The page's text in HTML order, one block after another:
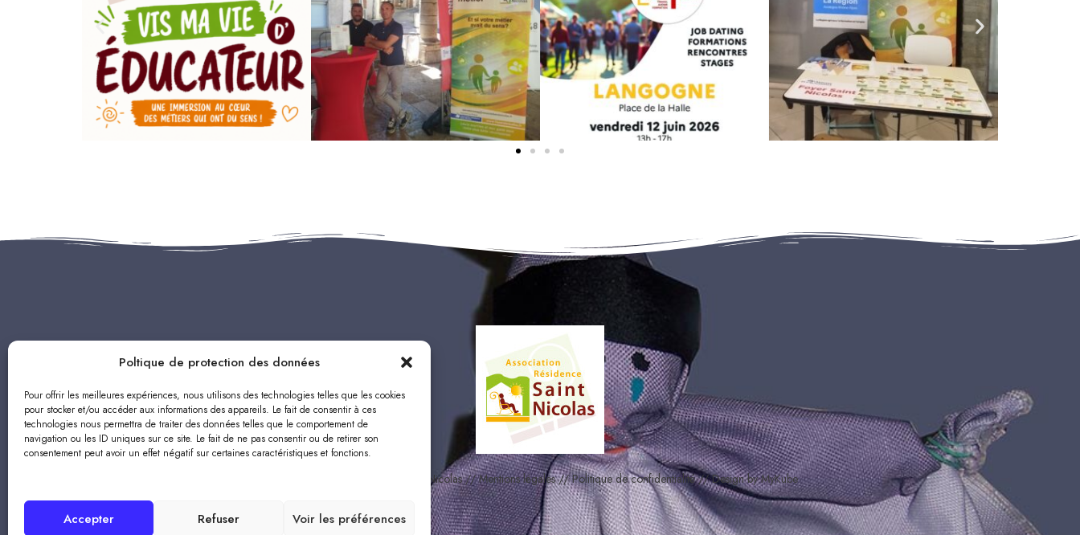
Poltique de protection des données
Pour offrir les meilleures expériences, nous utilisons des technologies telles que les cookies
pour stocker et/ou accéder aux informations des appareils. Le fait de consentir à ces
technologies nous permettra de traiter des données telles que le comportement de
navigation ou les ID uniques sur ce site. Le fait de ne pas consentir ou de retirer son
consentement peut avoir un effet négatif sur certaines caractéristiques et fonctions.
Accepter Refuser Voir les préférences
© Association Résidence Saint Nicolas //Mentions légales//Politique de confidentialité//Design by MyKube